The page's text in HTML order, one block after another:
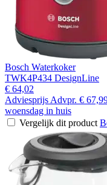
Bosch Waterkoker
TWK4P434 DesignLine
€ 64,02
Adviesprijs Advpr. €
woensdag in huis
Vergelijk dit product